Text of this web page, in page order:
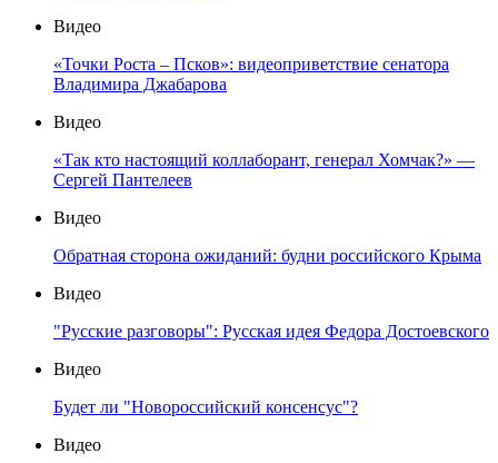
Видео
«Точки Роста – Псков»: видеоприветствие сенатора
Владимира Джабарова
Видео
«Так кто настоящий коллаборант, генерал Хомчак?» —
Сергей Пантелеев
Видео
Обратная сторона ожиданий: будни российского Крыма
Видео
"Русские разговоры": Русская идея Федора Достоевского
Видео
Будет ли "Новороссийский консенсус"?
Видео